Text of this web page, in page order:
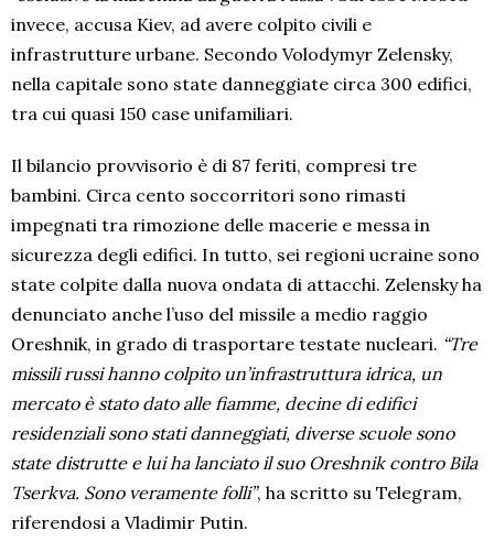
invece, accusa Kiev, ad avere colpito civili e
infrastrutture urbane. Secondo Volodymyr Zelensky,
nella capitale sono state danneggiate circa 300 edifici,
tra cui quasi 150 case unifamiliari.
Il bilancio provvisorio è di 87 feriti, compresi tre
bambini. Circa cento soccorritori sono rimasti
impegnati tra rimozione delle macerie e messa in
sicurezza degli edifici. In tutto, sei regioni ucraine sono
state colpite dalla nuova ondata di attacchi. Zelensky ha
denunciato anche l’uso del missile a medio raggio
Oreshnik, in grado di trasportare testate nucleari. “Tre
missili russi hanno colpito un’infrastruttura idrica, un
mercato è stato dato alle fiamme, decine di edifici
residenziali sono stati danneggiati, diverse scuole sono
state distrutte e lui ha lanciato il suo Oreshnik contro Bila
Tserkva. Sono veramente folli”, ha scritto su Telegram,
riferendosi a Vladimir Putin.